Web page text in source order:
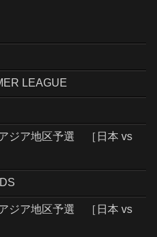
LEAGUE
ジア地区予選 ［日本 vs
ジア地区予選 ［日本 vs